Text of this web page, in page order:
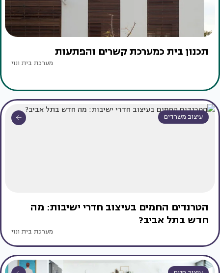
תכנון בית כמערכת קשרים והפתעות
מערכת בית ונוי
עיצוב משרדים
הטרנדים החמים בעיצוב חדרי ישיבות: מה
חדש בתל אביב?
מערכת בית ונוי